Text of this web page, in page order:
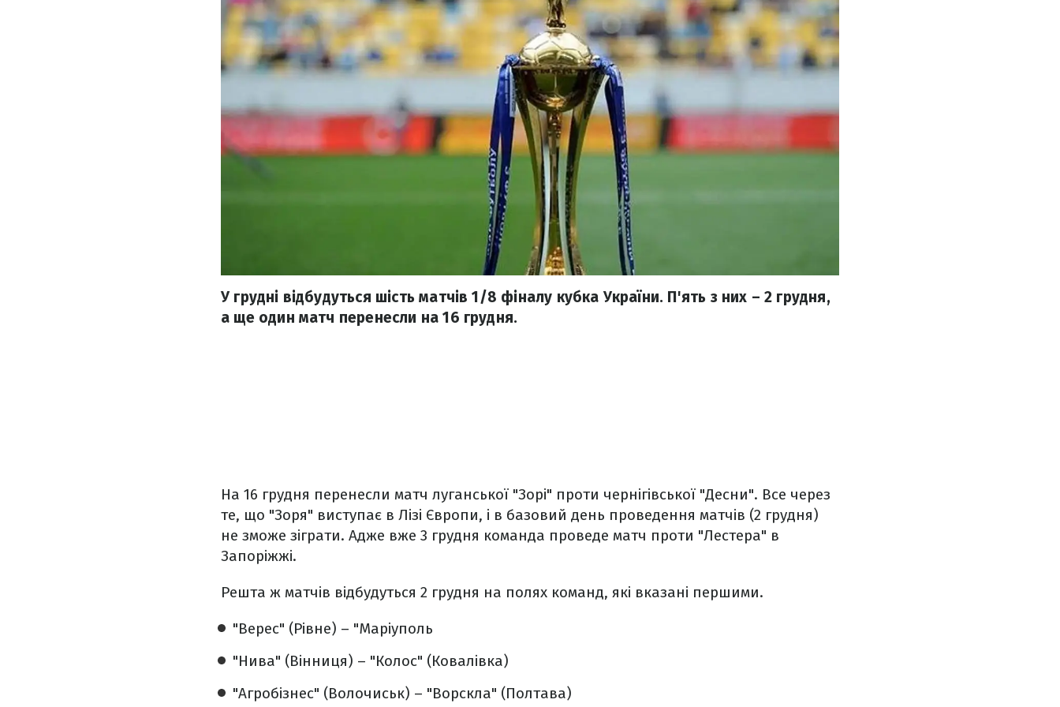
У грудні відбудуться шість матчів 1/8 фіналу кубка України. П'ять з них – 2 грудня,
а ще один матч перенесли на 16 грудня.
На 16 грудня перенесли матч луганської "Зорі" проти чернігівської "Десни". Все через
те, що "Зоря" виступає в Лізі Європи, і в базовий день проведення матчів (2 грудня)
не зможе зіграти. Адже вже 3 грудня команда проведе матч проти "Лестера" в
Запоріжжі.
Решта ж матчів відбудуться 2 грудня на полях команд, які вказані першими.
"Верес" (Рівне) – "Маріуполь
"Нива" (Вінниця) – "Колос" (Ковалівка)
"Агробізнес" (Волочиськ) – "Ворскла" (Полтава)